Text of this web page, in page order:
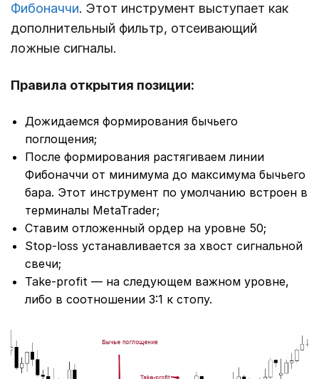
Фибоначчи. Этот инструмент выступает как
дополнительный фильтр, отсеивающий
ложные сигналы.
Правила открытия позиции:
Дожидаемся формирования бычьего
поглощения;
После формирования растягиваем линии
Фибоначчи от минимума до максимума бычьего
бара. Этот инструмент по умолчанию встроен в
терминалы MetaTrader;
Ставим отложенный ордер на уровне 50;
Stop-loss устанавливается за хвост сигнальной
свечи;
Take-profit ― на следующем важном уровне,
либо в соотношении 3:1 к стопу.